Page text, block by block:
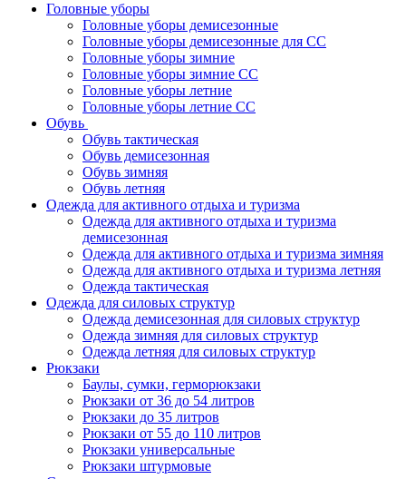
Головные уборы
Головные уборы демисезонные
Головные уборы демисезонные для СС
Головные уборы зимние
Головные уборы зимние СС
Головные уборы летние
Головные уборы летние СС
Обувь
Обувь тактическая
Обувь демисезонная
Обувь зимняя
Обувь летняя
Одежда для активного отдыха и туризма
Одежда для активного отдыха и туризма
демисезонная
Одежда для активного отдыха и туризма зимняя
Одежда для активного отдыха и туризма летняя
Одежда тактическая
Одежда для силовых структур
Одежда демисезонная для силовых структур
Одежда зимняя для силовых структур
Одежда летняя для силовых структур
Рюкзаки
Баулы, сумки, герморюкзаки
Рюкзаки от 36 до 54 литров
Рюкзаки до 35 литров
Рюкзаки от 55 до 110 литров
Рюкзаки универсальные
Рюкзаки штурмовые